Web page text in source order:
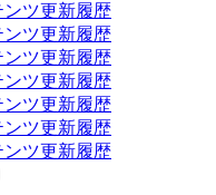
ンツ更新履歴
ンツ更新履歴
ンツ更新履歴
ンツ更新履歴
ンツ更新履歴
ンツ更新履歴
ンツ更新履歴